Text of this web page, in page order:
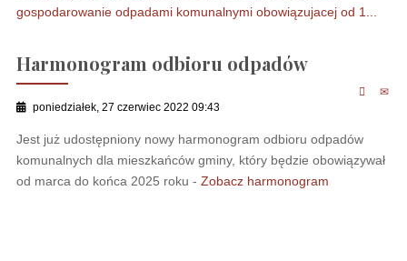
gospodarowanie odpadami komunalnymi obowiązujacej od 1...
Harmonogram odbioru odpadów
poniedziałek, 27 czerwiec 2022 09:43
Jest już udostępniony nowy harmonogram odbioru odpadów
komunalnych dla mieszkańców gminy, który będzie obowiązywał
od marca do końca 2025 roku - Zobacz harmonogram